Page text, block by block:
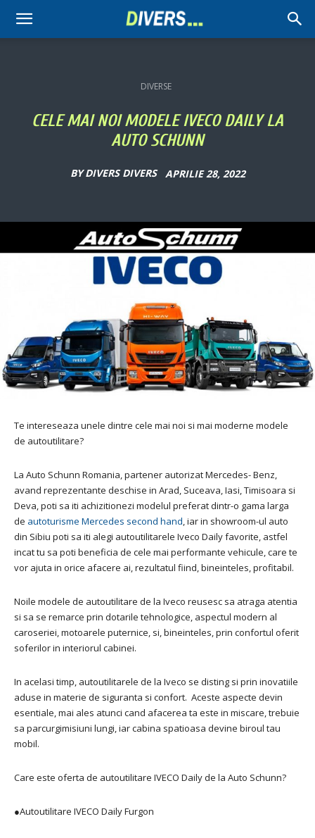
Divers
DIVERSE
CELE MAI NOI MODELE IVECO DAILY LA
AUTO SCHUNN
BY DIVERS DIVERS APRILIE 28, 2022
Te intereseaza unele dintre cele mai noi si mai moderne modele
de autoutilitare?
La Auto Schunn Romania, partener autorizat Mercedes- Benz,
avand reprezentante deschise in Arad, Suceava, Iasi, Timisoara si
Deva, poti sa iti achizitionezi modelul preferat dintr-o gama larga
de autoturisme Mercedes second hand, iar in showroom-ul auto
din Sibiu poti sa iti alegi autoutilitarele Iveco Daily favorite, astfel
incat tu sa poti beneficia de cele mai performante vehicule, care te
vor ajuta in orice afacere ai, rezultatul fiind, bineinteles, profitabil.
Noile modele de autoutilitare de la Iveco reusesc sa atraga atentia
si sa se remarce prin dotarile tehnologice, aspectul modern al
caroseriei, motoarele puternice, si, bineinteles, prin confortul oferit
soferilor in interiorul cabinei.
In acelasi timp, autoutilitarele de la Iveco se disting si prin inovatiile
aduse in materie de siguranta si confort. Aceste aspecte devin
esentiale, mai ales atunci cand afacerea ta este in miscare, trebuie
sa parcurgimisiuni lungi, iar cabina spatioasa devine biroul tau
mobil.
Care este oferta de autoutilitare IVECO Daily de la Auto Schunn?
●Autoutilitare IVECO Daily Furgon